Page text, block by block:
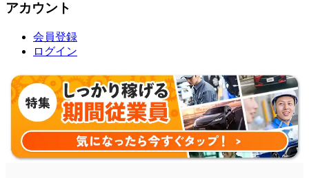
アカウント
会員登録
ログイン